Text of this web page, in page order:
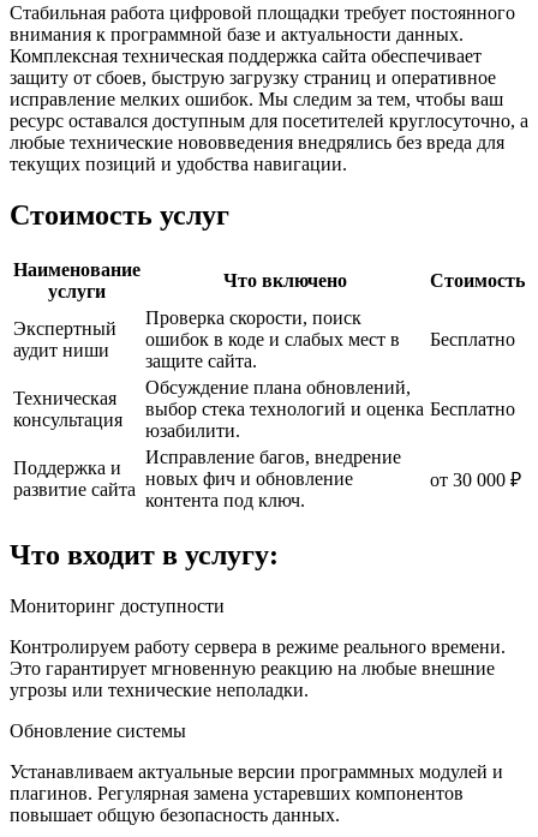
Стабильная работа цифровой площадки требует постоянного
внимания к программной базе и актуальности данных.
Комплексная техническая поддержка сайта обеспечивает
защиту от сбоев, быструю загрузку страниц и оперативное
исправление мелких ошибок. Мы следим за тем, чтобы ваш
ресурс оставался доступным для посетителей круглосуточно, а
любые технические нововведения внедрялись без вреда для
текущих позиций и удобства навигации.
Стоимость услуг
Наименование
услуги
Что включено Стоимость
Экспертный
аудит ниши
Проверка скорости, поиск
ошибок в коде и слабых мест в
защите сайта.
Бесплатно
Техническая
консультация
Обсуждение плана обновлений,
выбор стека технологий и оценка
юзабилити.
Бесплатно
Поддержка и
развитие сайта
Исправление багов, внедрение
новых фич и обновление
контента под ключ.
от 30 000 ₽
Что входит в услугу:
Мониторинг доступности
Контролируем работу сервера в режиме реального времени.
Это гарантирует мгновенную реакцию на любые внешние
угрозы или технические неполадки.
Обновление системы
Устанавливаем актуальные версии программных модулей и
плагинов. Регулярная замена устаревших компонентов
повышает общую безопасность данных.